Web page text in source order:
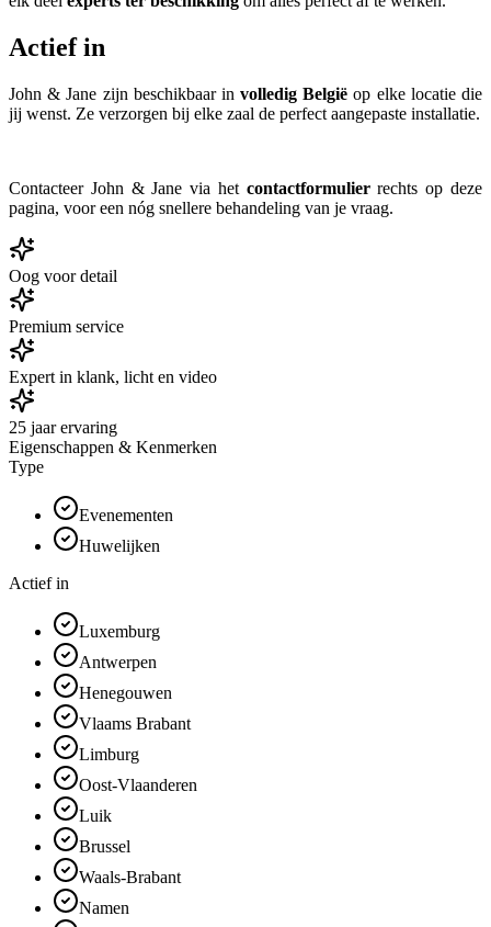
Actief in
John & Jane zijn beschikbaar involledig België op elke locatie die
jij wenst. Ze verzorgen bij elke zaal de perfect aangepaste installatie.
Contacteer John & Jane via het contactformulierrechts op deze
pagina, voor een nóg snellere behandeling van je vraag.
Oog voor detail
Premium service
Expert in klank, licht en video
25 jaar ervaring
Eigenschappen & Kenmerken
Type
Evenementen
Huwelijken
Actief in
Luxemburg
Antwerpen
Henegouwen
Vlaams Brabant
Limburg
Oost-Vlaanderen
Luik
Brussel
Waals-Brabant
Namen